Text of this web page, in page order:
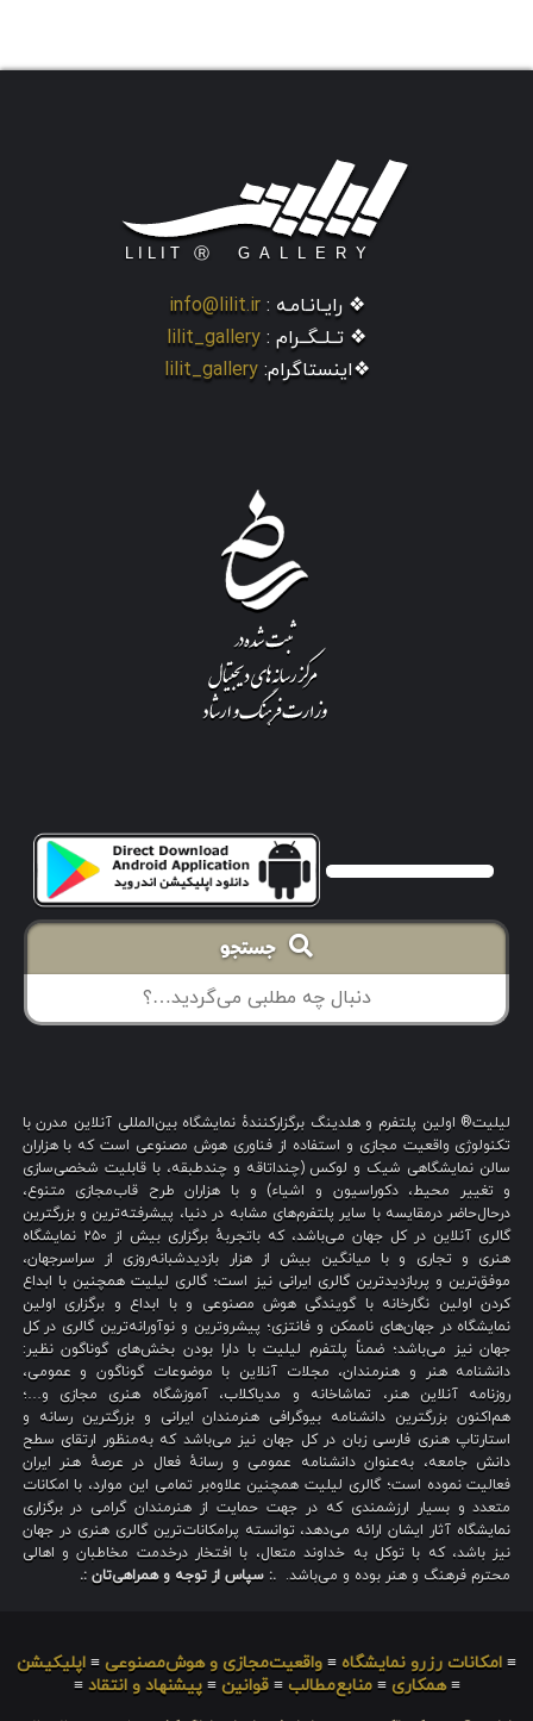
❖ رایـانـامـه : info@lilit.ir
❖ تــلــگــرام : lilit_gallery
❖اینستاگرام: lilit_gallery
جستجو
لیلیت® اولین پلتفرم و هلدینگ برگزارکنندهٔ نمایشگاه بین‌المللی آنلاین مدرن با
تکنولوژی واقعیت مجازی و استفاده از فناوری هوش مصنوعی است که با هزاران
سالن نمایشگاهی شیک و لوکس (چنداتاقه و چندطبقه، با قابلیت شخصی‌سازی
و تغییر محیط، دکوراسیون و اشیاء) و با هزاران طرح قاب‌مجازی متنوع،
درحال‌حاضر درمقایسه با سایر پلتفرم‌های مشابه در دنیا، پیشرفته‌ترین و بزرگترین
گالری آنلاین در کل جهان می‌باشد، که باتجربهٔ برگزاری بیش از ۲۵۰ نمایشگاه
هنری و تجاری و با میانگین بیش از هزار بازدیدشبانه‌روزی از سراسرجهان،
موفق‌ترین و پربازدیدترین گالری ایرانی نیز است؛ گالری لیلیت همچنین با ابداع
کردن اولین نگارخانه با گویندگی هوش مصنوعی و با ابداع و برگزاری اولین
نمایشگاه در جهان‌های ناممکن و فانتزی؛ پیشروترین و نوآورانه‌ترین گالری در کل
جهان نیز می‌باشد؛ ضمناً پلتفرم لیلیت با دارا بودن بخش‌های گوناگون نظیر:
دانشنامه هنر و هنرمندان، مجلات آنلاین با موضوعات گوناگون و عمومی،
روزنامه آنلاین هنر، تماشاخانه و مدیاکلاب، آموزشگاه هنری مجازی و…؛
هم‌اکنون بزرگترین دانشنامه بیوگرافی هنرمندان ایرانی و بزرگترین رسانه و
استارتاپ هنری فارسی زبان در کل جهان نیز می‌باشد که به‌منظور ارتقای سطح
دانش جامعه، به‌عنوان دانشنامه عمومی و رسانهٔ فعال در عرصهٔ هنر ایران
فعالیت نموده است؛ گالری لیلیت همچنین علاوه‌بر تمامی این موارد، با امکانات
متعدد و بسیار ارزشمندی که در جهت حمایت از هنرمندان گرامی در برگزاری
نمایشگاه آثار ایشان ارائه می‌دهد، توانسته پرامکانات‌ترین گالری هنری در جهان
نیز باشد، که با توکل به خداوند متعال، با افتخار درخدمت مخاطبان و اهالی
محترم فرهنگ و هنر بوده و می‌باشد. .: سپاس از توجه و همراهی‌تان :.
≡ امکانات رزرو نمایشگاه ≡ واقعیت‌مجازی و هوش‌مصنوعی ≡ اپلیکیشن
≡همکاری ≡منابع‌مطالب ≡قوانین ≡پیشنهاد و انتقاد ≡